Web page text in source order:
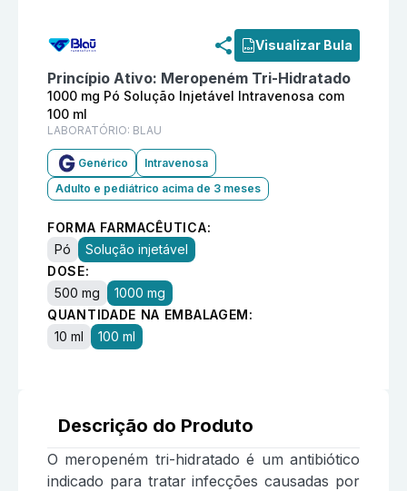
Visualizar Bula
Princípio Ativo: Meropeném Tri-Hidratado
1000 mg Pó Solução Injetável Intravenosa com
100 ml
LABORATÓRIO: BLAU
Genérico
Intravenosa
Adulto e pediátrico acima de 3 meses
FORMA FARMACÊUTICA:
Pó
Solução injetável
DOSE:
500 mg
1000 mg
QUANTIDADE NA EMBALAGEM:
10 ml
100 ml
Descrição do Produto
O meropeném tri-hidratado é um antibiótico
indicado para tratar infecções causadas por